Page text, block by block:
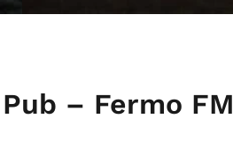
– Fermo FM